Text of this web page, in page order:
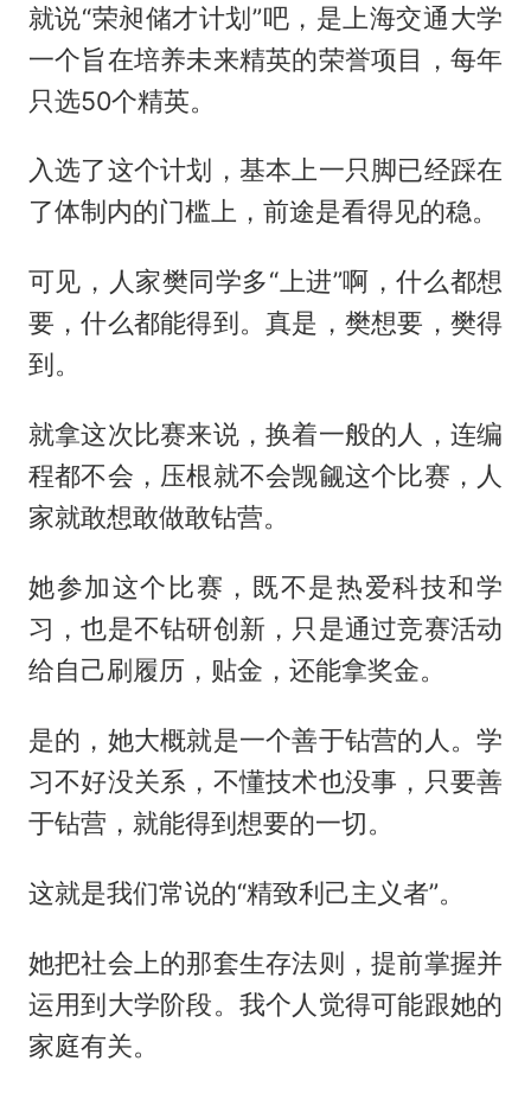
就说“荣昶储才计划”吧，是上海交通大学
一个旨在培养未来精英的荣誉项目，每年
只选50个精英。
入选了这个计划，基本上一只脚已经踩在
了体制内的门槛上，前途是看得见的稳。
可见，人家樊同学多“上进”啊，什么都想
要，什么都能得到。真是，樊想要，樊得
到。
就拿这次比赛来说，换着一般的人，连编
程都不会，压根就不会觊觎这个比赛，人
家就敢想敢做敢钻营。
她参加这个比赛，既不是热爱科技和学
习，也是不钻研创新，只是通过竞赛活动
给自己刷履历，贴金，还能拿奖金。
是的，她大概就是一个善于钻营的人。学
习不好没关系，不懂技术也没事，只要善
于钻营，就能得到想要的一切。
这就是我们常说的“精致利己主义者”。
她把社会上的那套生存法则，提前掌握并
运用到大学阶段。我个人觉得可能跟她的
家庭有关。